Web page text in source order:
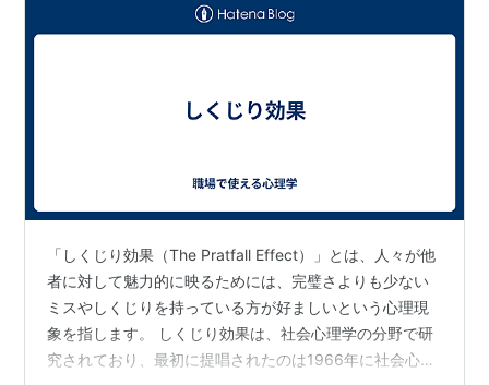
「しくじり効果（The Pratfall Effect）」とは、人々が他
者に対して魅力的に映るためには、完璧さよりも少ない
ミスやしくじりを持っている方が好ましいという心理現
象を指します。 しくじり効果は、社会心理学の分野で研
究されており、最初に提唱されたのは1966年に社会心理